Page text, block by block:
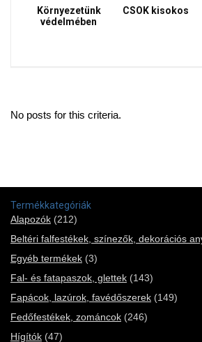
Környezetünk
védelmében
CSOK kisokos
No posts for this criteria.
Termékkategóriák
Alapozók (212)
Beltéri falfestékek, színezők, dekorációs
Egyéb termékek (3)
Fal- és fatapaszok, glettek (143)
Fapácok, lazúrok, favédőszerek (149)
Fedőfestékek, zománcok (246)
Hígítók (47)